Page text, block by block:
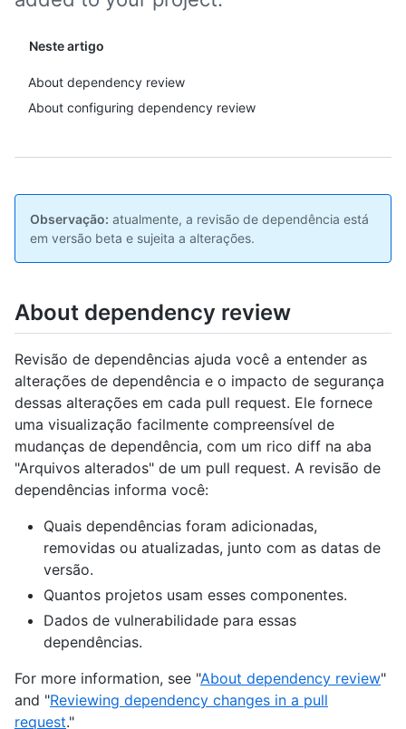
Neste artigo
About dependency review
About configuring dependency review
Observação: atualmente, a revisão de dependência está
em versão beta e sujeita a alterações.
About dependency review
Revisão de dependências ajuda você a entender as
alterações de dependência e o impacto de segurança
dessas alterações em cada pull request. Ele fornece
uma visualização facilmente compreensível de
mudanças de dependência, com um rico diff na aba
"Arquivos alterados" de um pull request. A revisão de
dependências informa você:
Quais dependências foram adicionadas,
removidas ou atualizadas, junto com as datas de
versão.
Quantos projetos usam esses componentes.
Dados de vulnerabilidade para essas
dependências.
For more information, see "About dependency review"
and "Reviewing dependency changes in a pull
request."